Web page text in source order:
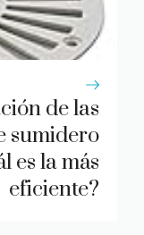
de las
sumidero
es la más
eficiente?